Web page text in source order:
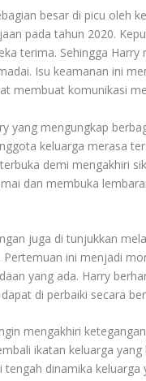
besar di picu oleh
pada tahun 2020.
terima. Sehingga
Isu keamanan ini
membuat komunikasi
yang mengungkap
keluarga merasa
demi mengakhiri
dan membuka
juga di tunjukkan
ini menjadi
yang ada. Harry
di perbaiki secara
mengakhiri
ikatan keluarga
dinamika